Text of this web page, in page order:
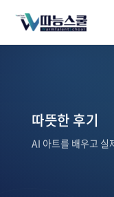
따뜻한 후기
AI 아트를 배우고 실